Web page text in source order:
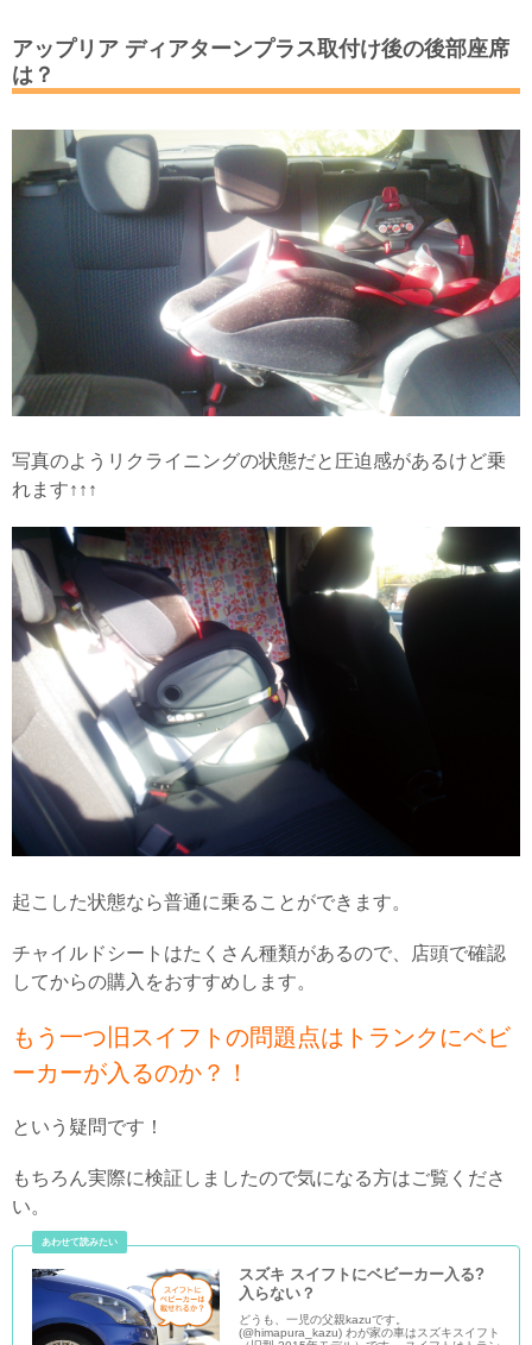
アップリア ディアターンプラス取付け後の後部座席
は？
写真のようリクライニングの状態だと圧迫感があるけど乗
れます↑↑↑
起こした状態なら普通に乗ることができます。
チャイルドシートはたくさん種類があるので、店頭で確認
してからの購入をおすすめします。
もう一つ旧スイフトの問題点はトランクにベビ
ーカーが入るのか？！
という疑問です！
もちろん実際に検証しましたので気になる方はご覧くださ
い。
スズキ スイフトにベビーカー入る?
入らない？
どうも、一児の父親kazuです。
(@himapura_kazu) わが家の車はスズキスイフト